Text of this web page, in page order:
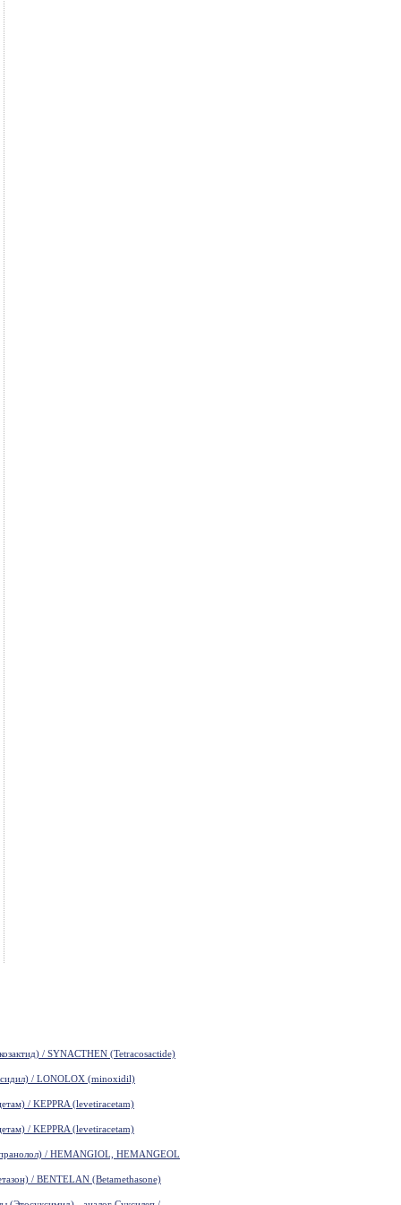
/ SYNACTHEN (Tetracosactide)
/ LONOLOX (minoxidil)
/ KEPPRA (levetiracetam)
/ KEPPRA (levetiracetam)
/ HEMANGIOL, HEMANGEOL
/ BENTELAN (Betamethasone)